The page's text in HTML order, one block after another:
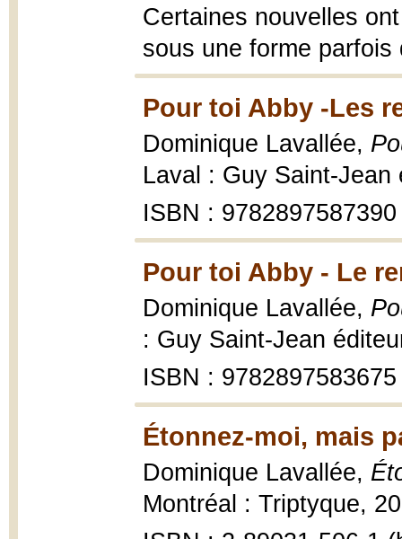
Certaines nouvelles
sous une forme
Pour toi Abby -Les
Dominique Lavallée,
Laval : Guy Saint-
ISBN : 9782897587390
Pour toi Abby - Le
Dominique Lavallée,
: Guy Saint-Jean
ISBN : 9782897583675
Étonnez-moi, mais
Dominique Lavallée,
Montréal : Triptyque,